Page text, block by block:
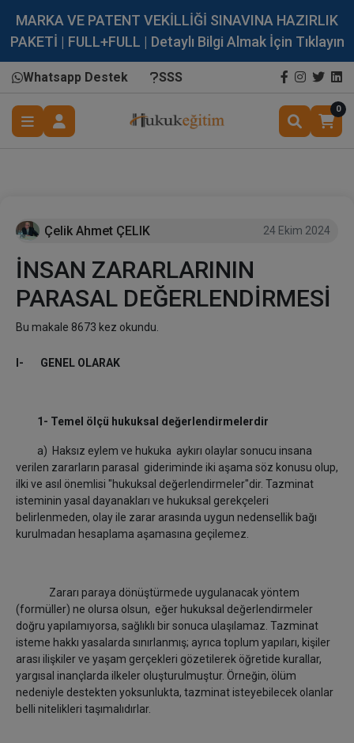
MARKA VE PATENT VEKİLLİĞİ SINAVINA HAZIRLIK
PAKETİ | FULL+FULL | Detaylı Bilgi Almak İçin Tıklayın
Whatsapp Destek SSS
0
Çelik Ahmet ÇELIK 24 Ekim 2024
İNSAN ZARARLARININ
PARASAL DEĞERLENDİRMESİ
Bu makale 8673 kez okundu.
I- GENEL OLARAK
1- Temel ölçü hukuksal değerlendirmelerdir
a) Haksız eylem ve hukuka aykırı olaylar sonucu insana
verilen zararların parasal gideriminde iki aşama söz konusu olup,
ilki ve asıl önemlisi "hukuksal değerlendirmeler"dir. Tazminat
isteminin yasal dayanakları ve hukuksal gerekçeleri
belirlenmeden, olay ile zarar arasında uygun nedensellik bağı
kurulmadan hesaplama aşamasına geçilemez.
Zararı paraya dönüştürmede uygulanacak yöntem
(formüller) ne olursa olsun, eğer hukuksal değerlendirmeler
doğru yapılamıyorsa, sağlıklı bir sonuca ulaşılamaz. Tazminat
isteme hakkı yasalarda sınırlanmış; ayrıca toplum yapıları, kişiler
arası ilişkiler ve yaşam gerçekleri gözetilerek öğretide kurallar,
yargısal inançlarda ilkeler oluşturulmuştur. Örneğin, ölüm
nedeniyle destekten yoksunlukta, tazminat isteyebilecek olanlar
belli nitelikleri taşımalıdırlar.